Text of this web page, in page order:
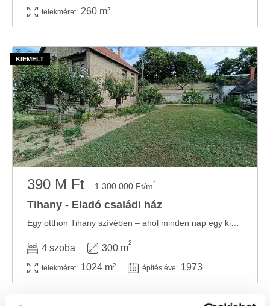
telekméret: 260 m²
390 M Ft 1 300 000 Ft/m2
Tihany - Eladó családi ház
4 szoba 300 m
2
telekméret: 1024 m² építés éve: 1973